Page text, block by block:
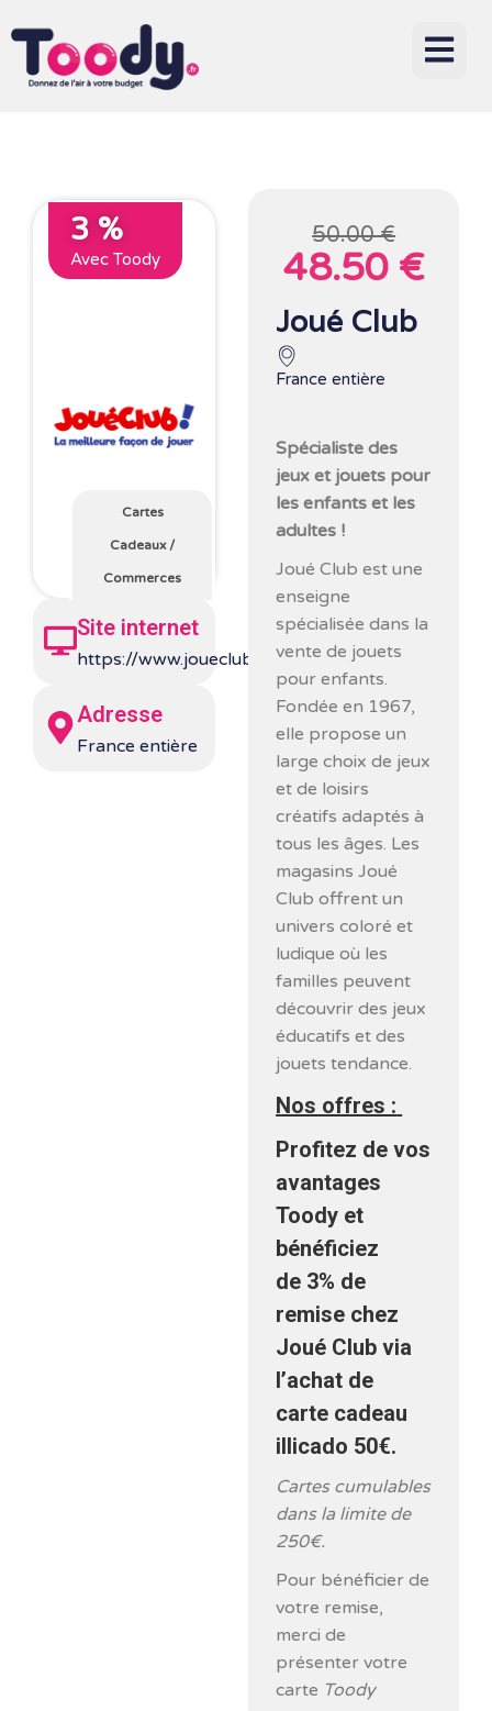
3 %
Avec Toody
Cartes
Cadeaux/
Commerces
Site internet
https://www.joueclub.fr/
Adresse
France entière
50.00 €
48.50 €
Joué Club
France entière
Spécialiste des
jeux et jouets pour
les enfants et les
adultes !
Joué Club est une
enseigne
spécialisée dans la
vente de jouets
pour enfants.
Fondée en 1967,
elle propose un
large choix de jeux
et de loisirs
créatifs adaptés à
tous les âges. Les
magasins Joué
Club offrent un
univers coloré et
ludique où les
familles peuvent
découvrir des jeux
éducatifs et des
jouets tendance.
Nos offres :
Profitez de vos
avantages
Toody et
bénéficiez
de 3% de
remise chez
Joué Club via
l’achat de
carte cadeau
illicado 50€.
Cartes cumulables
dans la limite de
250€.
Pour bénéficier de
votre remise,
merci de
présenter votre
carte Toody